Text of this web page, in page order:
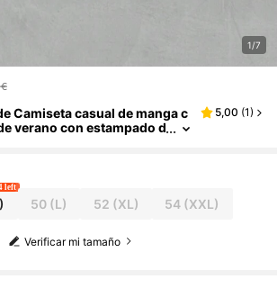
1/7
Camiseta casual de manga c
verano con estampado d
5,00 (1)
left
50(L) 52 (XL) 54 (XXL)
Verificar mi tamaño